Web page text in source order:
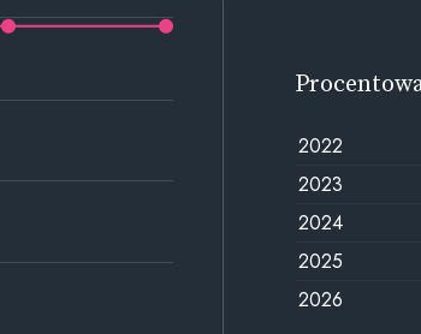
2022
2023
2024
2025
2026